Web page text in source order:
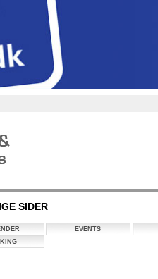
SIDER
EVENTS